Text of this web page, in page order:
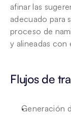
afinar las
adecuado para
proceso de
y alineadas con
Flujos de
Generación